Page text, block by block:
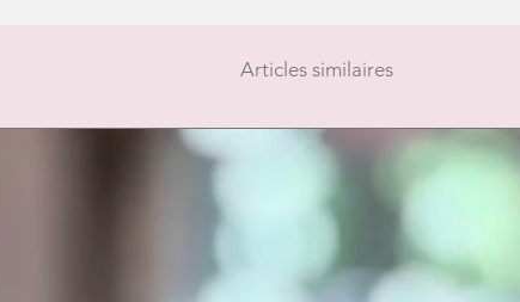
Articles similaires